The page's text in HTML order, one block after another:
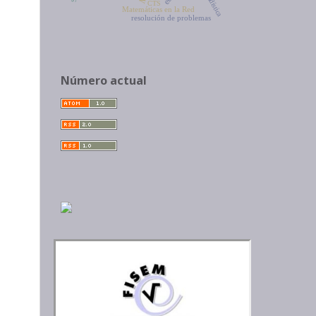
Matemáticas en la Red
resolución de problemas
CTS
Número actual